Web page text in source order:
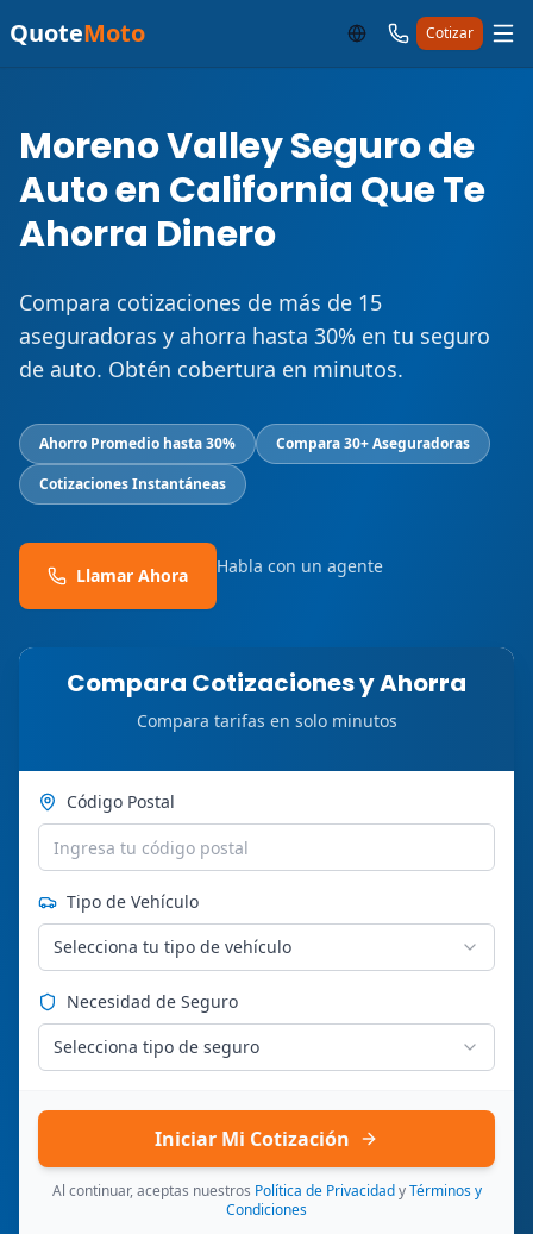
QuoteMoto Cotizar
Moreno Valley Seguro de
Auto en California Que Te
Ahorra Dinero
Compara cotizaciones de más de 15
aseguradoras y ahorra hasta 30% en tu seguro
de auto. Obtén cobertura en minutos.
Ahorro Promedio hasta 30%
Compara 30+ Aseguradoras
Cotizaciones Instantáneas
Llamar Ahora Habla con un agente
Compara Cotizaciones y Ahorra
Compara tarifas en solo minutos
Código Postal
Tipo de Vehículo
Selecciona tu tipo de vehículo
Necesidad de Seguro
Selecciona tipo de seguro
Iniciar Mi Cotización
Al continuar, aceptas nuestros Política de Privacidad y Términos y
Condiciones